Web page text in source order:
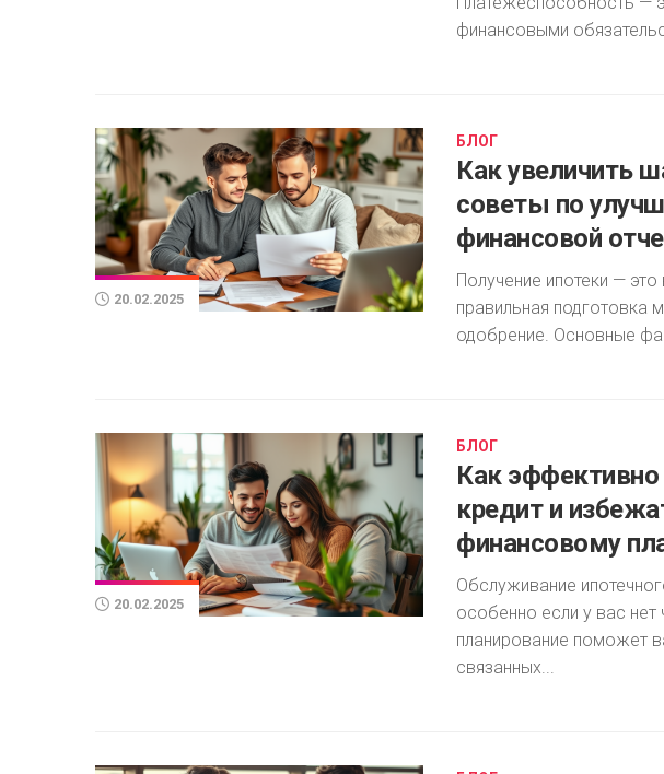
финансовыми
20.02.2025
БЛОГ
Как увеличить
советы по
финансовой
Получение ипотеки —
правильная подготовка
одобрение. Основные
20.02.2025
БЛОГ
Как
кредит и
финансовому
Обслуживание
особенно если у вас
планирование поможет
связанных...